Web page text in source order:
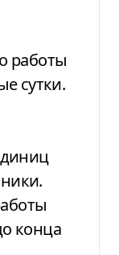
работы
сутки.
конца